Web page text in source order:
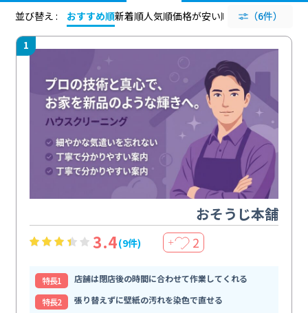
並び替え :
おすすめ順新着順人気順価格が安い順 評価が高い順
（6件）
1
おそうじ本舗
3.4(9件) ＋ 2
特⻑1
店舗は閉店後の時間に合わせて作業してくれる
特⻑2
張り替えずに壁紙の汚れを染色で直せる